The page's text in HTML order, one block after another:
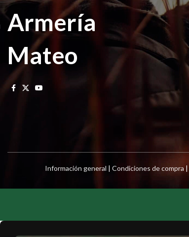
Armería
Mateo
Información general Condiciones de compra